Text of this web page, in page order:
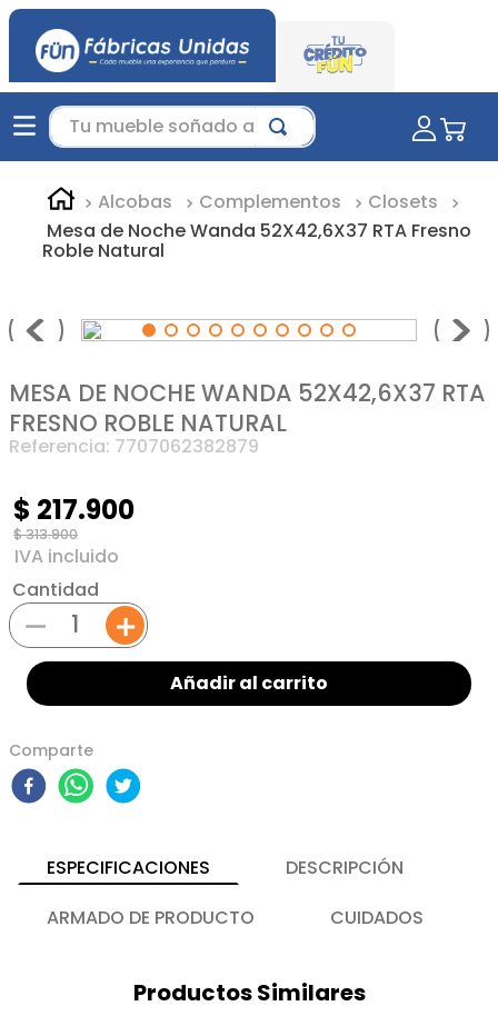
Tu mueble soñado aquí...
Alcobas Complementos
Closets
Mesa de Noche Wanda 52X42,6X37 RTA Fresno
Roble Natural
MESA DE NOCHE WANDA 52X42,6X37 RTA
FRESNO ROBLE NATURAL
Referencia: 7707062382879
$313.900
$ 217.900
Cantidad
＋
－
Añadir al carrito
Comparte
ESPECIFICACIONES
DESCRIPCIÓN
ARMADO DE PRODUCTO
CUIDADOS
Productos Similares